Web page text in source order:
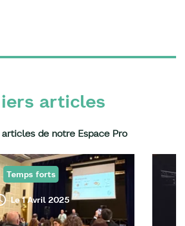
articles
de notre Espace Pro
Temps forts
Le 1 Avril 2025